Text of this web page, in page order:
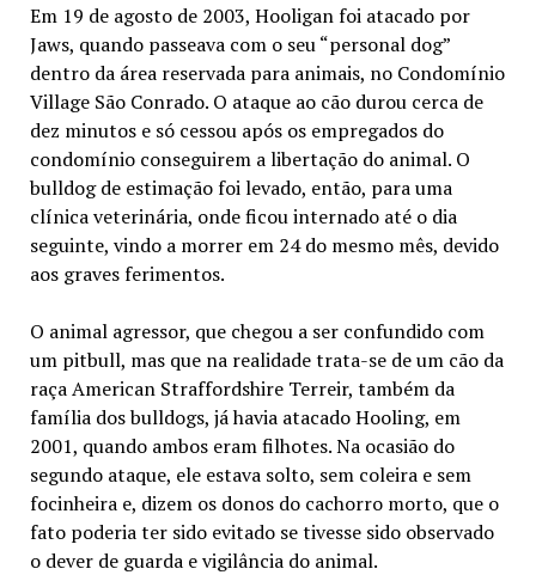
Em 19 de agosto de 2003, Hooligan foi atacado por
Jaws, quando passeava com o seu “personal dog”
dentro da área reservada para animais, no Condomínio
Village São Conrado. O ataque ao cão durou cerca de
dez minutos e só cessou após os empregados do
condomínio conseguirem a libertação do animal. O
bulldog de estimação foi levado, então, para uma
clínica veterinária, onde ficou internado até o dia
seguinte, vindo a morrer em 24 do mesmo mês, devido
aos graves ferimentos.
O animal agressor, que chegou a ser confundido com
um pitbull, mas que na realidade trata-se de um cão da
raça American Straffordshire Terreir, também da
família dos bulldogs, já havia atacado Hooling, em
2001, quando ambos eram filhotes. Na ocasião do
segundo ataque, ele estava solto, sem coleira e sem
focinheira e, dizem os donos do cachorro morto, que o
fato poderia ter sido evitado se tivesse sido observado
o dever de guarda e vigilância do animal.